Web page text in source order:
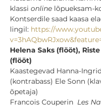
klassi online lõpueksam-
Kontserdile saad kaasa
lingil: https://
Helena Saks (flööt),
(flööt)
Kaastegevad Hanna-
(kontrabass) Ele Sonn
õpetaja)
Francois Couperin Les